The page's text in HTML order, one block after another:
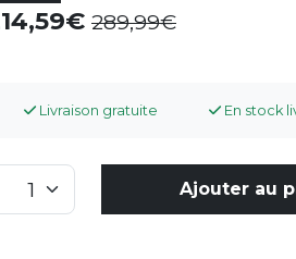
289,99
Livraison gratuite En stock
Ajouter au